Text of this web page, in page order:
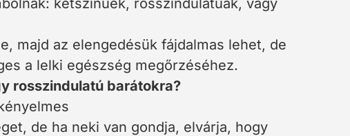
kétszínűek, rosszindulatúak, vagy
majd az elengedésük fájdalmas lehet, de
a lelki egészség megőrzéséhez.
rosszindulatú barátokra?
de ha neki van gondja, elvárja, hogy